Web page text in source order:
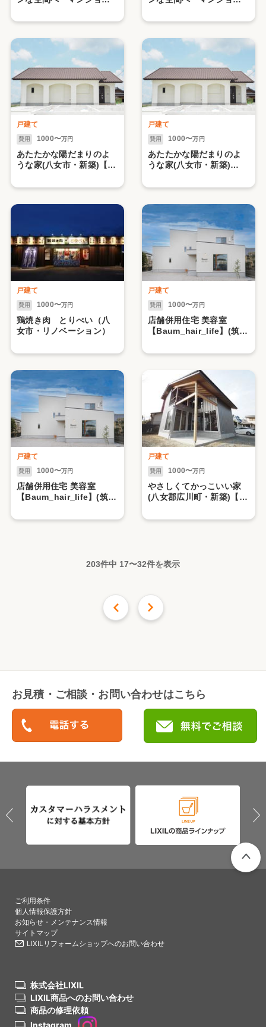
まわり編】(久留米市)
(久留米市)
戸建て
費用 1000〜万円
あたたかな陽だまりのよ
うな家(八女市・新築)【2.
戸建て
費用 1000〜万円
あたたかな陽だまりのよ
うな家(八女市・新築)
戸建て
費用 1000〜万円
鶏焼き肉 とりべい（八
女市・リノベーション）
戸建て
費用 1000〜万円
店舗併用住宅 美容室
【Baum_hair_life】(筑後
戸建て
費用 1000〜万円
店舗併用住宅 美容室
【Baum_hair_life】(筑後
戸建て
費用 1000〜万円
やさしくてかっこいい家
(八女郡広川町・新築)【2.
203件中 17〜32件を表示
前の16件
お見積・ご相談・お問い合わせはこちら
ご利用条件
個人情報保護方針
お知らせ・メンテナンス情報
サイトマップ
LIXILリフォームショップへのお問い合わせ
株式会社LIXIL
LIXIL商品へのお問い合わせ
商品の修理依頼